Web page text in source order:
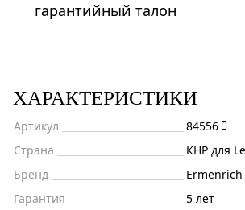
гарантийный талон
ХАРАКТЕРИСТИКИ
Артикул
84556
Страна
КНР для
Бренд
Гарантия
5 лет